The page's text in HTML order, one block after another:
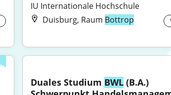
IU Internationale Hochschule
Duisburg, Raum Bottrop
Duales Studium BWL (B.A.)